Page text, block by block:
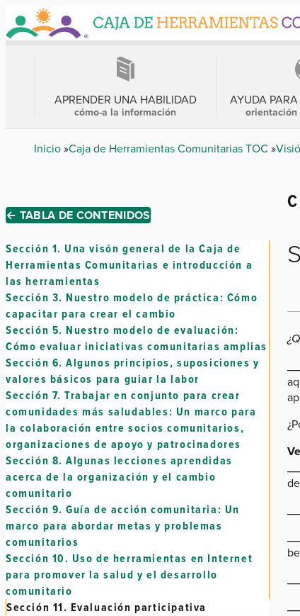
Skip
to
main
APRENDER UNA HABILIDAD
cómo-a la información
AYUDA
Breadcrumb
Inicio Caja de Herramientas Comunitarias TOC
← TABLA DE CONTENIDOS
Sección 1. Una visón general de la Caja de
Herramientas Comunitarias e introducción a
las herramientas
Sección 3. Nuestro modelo de práctica: Cómo
capacitar para crear el cambio
Sección 5. Nuestro modelo de evaluación:
Cómo evaluar iniciativas comunitarias amplias
Sección 6. Algunos principios, suposiciones y
valores básicos para guiar la labor
Sección 7. Trabajar en conjunto para crear
comunidades más saludables: Un marco para
la colaboración entre socios comunitarios,
organizaciones de apoyo y patrocinadores
Sección 8. Algunas lecciones aprendidas
acerca de la organización y el cambio
comunitario
Sección 9. Guía de acción comunitaria: Un
marco para abordar metas y problemas
comunitarios
Sección 10. Uso de herramientas en Internet
para promover la salud y el desarrollo
comunitario
Sección 11. Evaluación participativa